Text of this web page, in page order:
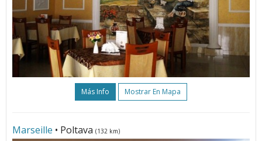
Más Info Mostrar En Mapa
Marseille • Poltava (132 km)